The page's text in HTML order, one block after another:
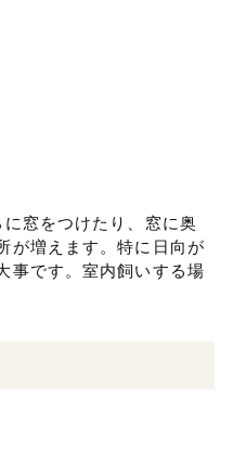
窓をつけたり、窓に奥
が増えます。特に日向が
事です。室内飼いする場